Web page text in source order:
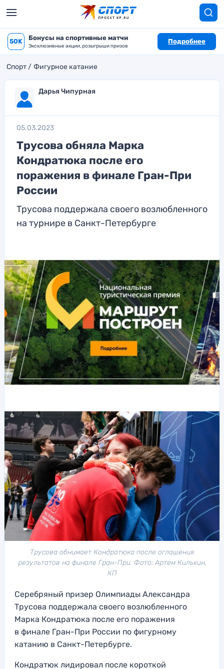
50K Бонусы на спортивные матчи
Эксклюзивные акции, розыгрыши призов
Подробнее
Спорт Фигурное катание
Дарья Чипурная
05.03.2023
Трусова обняла Марка
Кондратюка после его
поражения в финале Гран-При
России
Трусова поддержала своего возлюбленного
на турнире в Санкт-Петербурге
Трусова обнимает Кондратюка после оглашения
результатов на финале Гран-При. Фото: Артем Килькин,
КП
Серебряный призер Олимпиады Александра
Трусова поддержала своего возлюбленного
Марка Кондратюка после его поражения
в финале Гран-При России по фигурному
катанию в Санкт-Петербурге.
Кондратюк лидировал после короткой